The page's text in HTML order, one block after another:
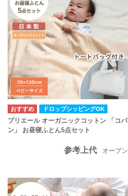
ドロップシッピングOK
プリエール オーガニックコットン 「コパ
ン」 お昼寝ふとん5点セット
参考上代 オープン